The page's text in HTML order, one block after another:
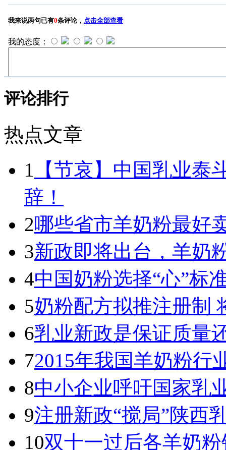
评论排行
热点文章
1 【节哀】中国乳业
辞！
2哪些省市羊奶粉最好
3新政即将出台，羊奶
4中国奶粉选择“心”标
5奶粉配方拟推注册制
6乳业新政是保证质量
72015年我国羊奶粉行
8中小企业呼吁国家乳
9注册新政“搅局”陕西
10双十一过后各羊奶